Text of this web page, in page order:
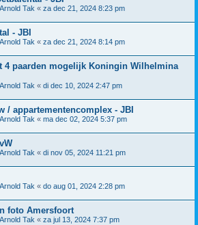
Arnold Tak « za dec 21, 2024 8:23 pm
- JBI
Arnold Tak « za dec 21, 2024 8:14 pm
4 paarden mogelijk Koningin Wilhelmina
Arnold Tak « di dec 10, 2024 2:47 pm
/ appartementencomplex - JBI
Arnold Tak « ma dec 02, 2024 5:37 pm
Arnold Tak « di nov 05, 2024 11:21 pm
Arnold Tak « do aug 01, 2024 2:28 pm
foto Amersfoort
Arnold Tak « za jul 13, 2024 7:37 pm